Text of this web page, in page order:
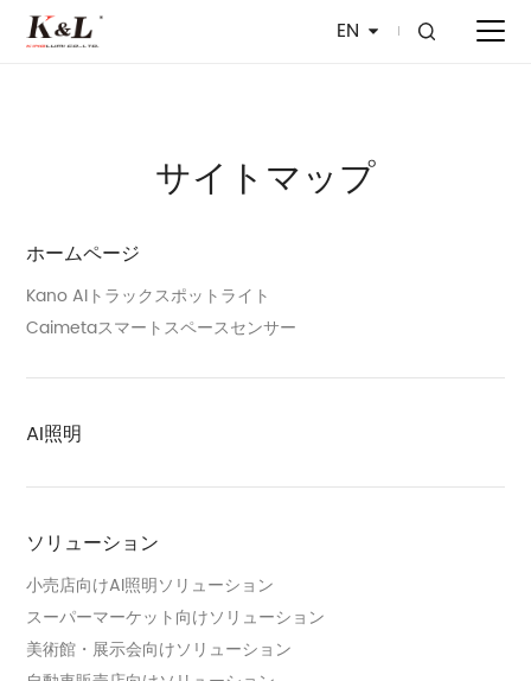
EN
サイトマップ
ホームページ
Kano AIトラックスポットライト
Caimetaスマートスペースセンサー
AI照明
ソリューション
小売店向けAI照明ソリューション
スーパーマーケット向けソリューション
美術館・展示会向けソリューション